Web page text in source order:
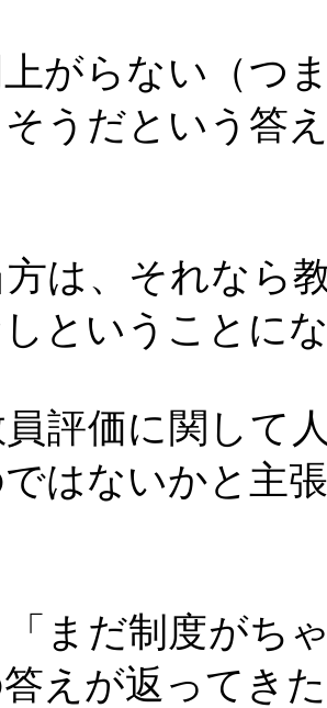
がらない（つ
うだという答
は、それなら
ということに
評価に関して
はないかと主
まだ制度がち
えが返ってき